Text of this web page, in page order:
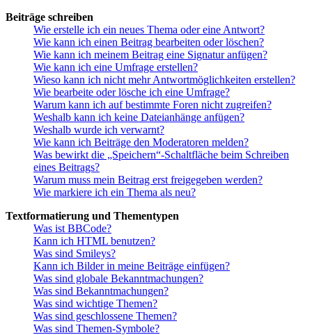
Beiträge schreiben
Wie erstelle ich ein neues Thema oder eine Antwort?
Wie kann ich einen Beitrag bearbeiten oder löschen?
Wie kann ich meinem Beitrag eine Signatur anfügen?
Wie kann ich eine Umfrage erstellen?
Wieso kann ich nicht mehr Antwortmöglichkeiten erstellen?
Wie bearbeite oder lösche ich eine Umfrage?
Warum kann ich auf bestimmte Foren nicht zugreifen?
Weshalb kann ich keine Dateianhänge anfügen?
Weshalb wurde ich verwarnt?
Wie kann ich Beiträge den Moderatoren melden?
Was bewirkt die „Speichern“-Schaltfläche beim Schreiben
eines Beitrags?
Warum muss mein Beitrag erst freigegeben werden?
Wie markiere ich ein Thema als neu?
Textformatierung und Thementypen
Was ist BBCode?
Kann ich HTML benutzen?
Was sind Smileys?
Kann ich Bilder in meine Beiträge einfügen?
Was sind globale Bekanntmachungen?
Was sind Bekanntmachungen?
Was sind wichtige Themen?
Was sind geschlossene Themen?
Was sind Themen-Symbole?